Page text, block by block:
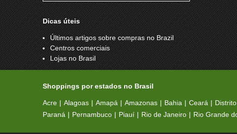
Dicas úteis
Últimos artigos sobre compras no Brazil
Centros comerciais
Lojas no Brasil
Shoppings por estados no Brasil
Acre Alagoas Amapá Amazonas Bahia Ceará
Paraná
Pernambuco Piauí Rio de Janeiro Rio Grande